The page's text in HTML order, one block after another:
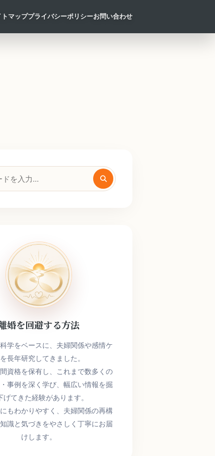
トマッププライバシーポリシーお問い合わせ
婚を回避する方法
学をベースに、夫婦関係や感情ケ
長年研究してきました。
資格を保有し、これまで数多くの
事例を深く学び、幅広い情報を掘
げてきた経験があります。
もわかりやすく、夫婦関係の再構
識と気づきをやさしく丁寧にお届
けします。